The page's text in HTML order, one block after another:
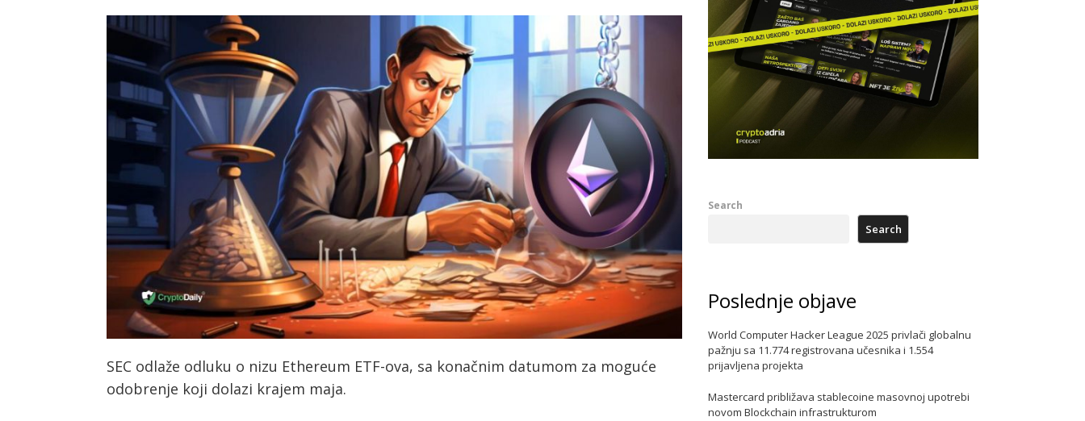
SEC odlaže odluku o nizu Ethereum ETF-ova, sa konačnim datumom za moguće
odobrenje koji dolazi krajem maja.
Search
Search
Poslednje objave
World Computer Hacker League 2025 privlači globalnu
pažnju sa 11.774 registrovana učesnika i 1.554
prijavljena projekta
Mastercard približava stablecoine masovnoj upotrebi
novom Blockchain infrastrukturom